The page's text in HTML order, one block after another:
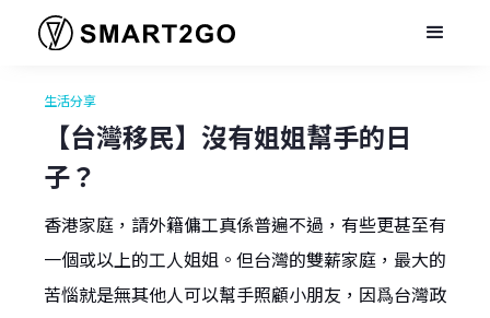
生活分享
【台灣移民】沒有姐姐幫手的日
子？
香港家庭，請外籍傭工真係普遍不過，有些更甚至有
一個或以上的工人姐姐。但台灣的雙薪家庭，最大的
苦惱就是無其他人可以幫手照顧小朋友，因爲台灣政